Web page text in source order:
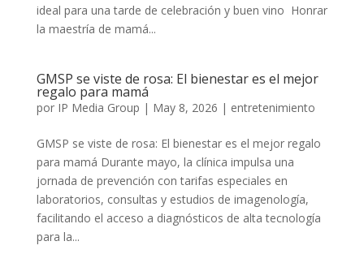
ideal para una tarde de celebración y buen vino Honrar
la maestría de mamá...
GMSP se viste de rosa: El bienestar es el mejor
regalo para mamá
por IP Media Group | May 8, 2026 | entretenimiento
GMSP se viste de rosa: El bienestar es el mejor regalo
para mamá Durante mayo, la clínica impulsa una
jornada de prevención con tarifas especiales en
laboratorios, consultas y estudios de imagenología,
facilitando el acceso a diagnósticos de alta tecnología
para la...